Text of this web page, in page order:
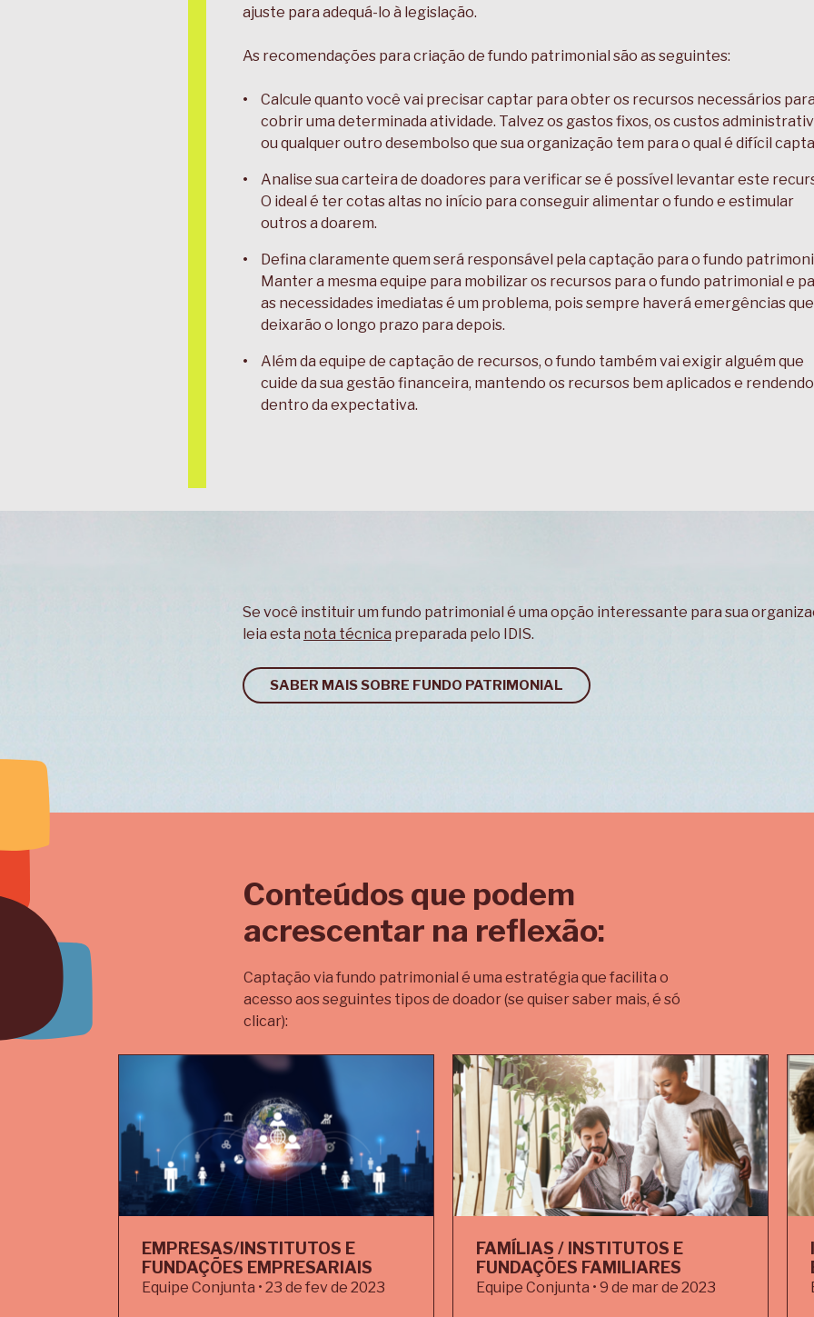
ajuste para adequá-lo à legislação.
As recomendações para criação de fundo patrimonial são as seguintes:
Calcule quanto você vai precisar captar para obter os recursos necessários
cobrir uma determinada atividade. Talvez os gastos fixos, os custos
ou qualquer outro desembolso que sua organização tem para o qual é difícil
Analise sua carteira de doadores para verificar se é possível levantar este
O ideal é ter cotas altas no início para conseguir alimentar o fundo e estimular
outros a doarem.
Defina claramente quem será responsável pela captação para o fundo
Manter a mesma equipe para mobilizar os recursos para o fundo patrimonial e
as necessidades imediatas é um problema, pois sempre haverá emergências que
deixarão o longo prazo para depois.
Além da equipe de captação de recursos, o fundo também vai exigir alguém que
cuide da sua gestão financeira, mantendo os recursos bem aplicados e rendendo
dentro da expectativa.
Se você instituir um fundo patrimonial é uma opção interessante para sua
leia esta nota técnica preparada pelo IDIS.
SABER MAIS SOBRE FUNDO PATRIMONIAL
Conteúdos que podem
acrescentar na reflexão:
Captação via fundo patrimonial é uma estratégia que facilita o
acesso aos seguintes tipos de doador (se quiser saber mais, é só
clicar):
EMPRESAS/INSTITUTOS E
FUNDAÇÕES EMPRESARIAIS
Equipe Conjunta • 23 de fev de 2023
FAMÍLIAS / INSTITUTOS E
FUNDAÇÕES FAMILIARES
Equipe Conjunta • 9 de mar de 2023